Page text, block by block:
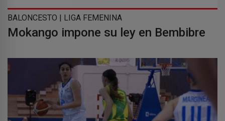
BALONCESTO | LIGA FEMENINA
Mokango impone su ley en Bembibre